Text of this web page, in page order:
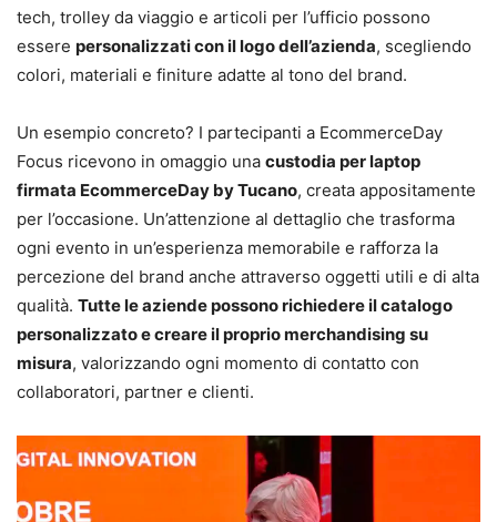
tech, trolley da viaggio e articoli per l’ufficio possono
essere personalizzati con il logo dell’azienda, scegliendo
colori, materiali e finiture adatte al tono del brand.
Un esempio concreto? I partecipanti a EcommerceDay
Focus ricevono in omaggio una custodia per laptop
firmata EcommerceDay by Tucano, creata appositamente
per l’occasione. Un’attenzione al dettaglio che trasforma
ogni evento in un’esperienza memorabile e rafforza la
percezione del brand anche attraverso oggetti utili e di alta
qualità. Tutte le aziende possono richiedere il catalogo
personalizzato e creare il proprio merchandising su
misura, valorizzando ogni momento di contatto con
collaboratori, partner e clienti.